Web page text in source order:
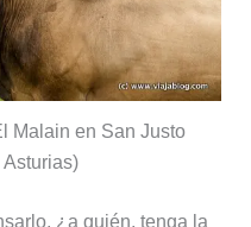
Malain en San Justo
¿a quién, tenga la